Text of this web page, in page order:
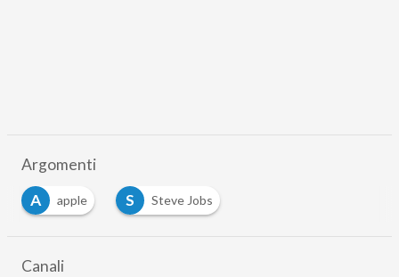
Argomenti
A
apple S Steve Jobs
Canali